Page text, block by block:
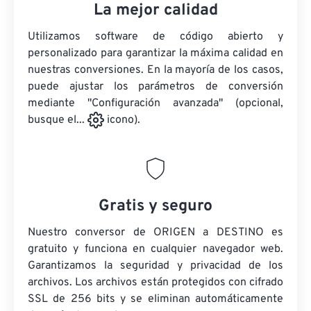
La mejor calidad
Utilizamos software de código abierto y
personalizado para garantizar la máxima calidad en
nuestras conversiones. En la mayoría de los casos,
puede ajustar los parámetros de conversión
mediante "Configuración avanzada" (opcional,
busque el...
icono).
Gratis y seguro
Nuestro conversor de ORIGEN a DESTINO es
gratuito y funciona en cualquier navegador web.
Garantizamos la seguridad y privacidad de los
archivos. Los archivos están protegidos con cifrado
SSL de 256 bits y se eliminan automáticamente